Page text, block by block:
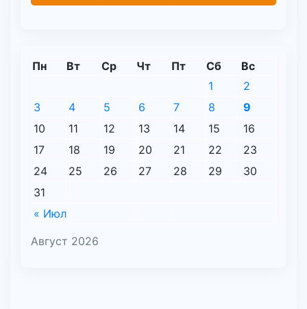
Август 2026
Пн Вт Ср Чт Пт Сб Вс
« Июл
1
2
3
4 5 6 7 8
9
10
11 12 13 14 15
16
17
18 19 20 21 22
23
24
25 26 27 28 29
30
31